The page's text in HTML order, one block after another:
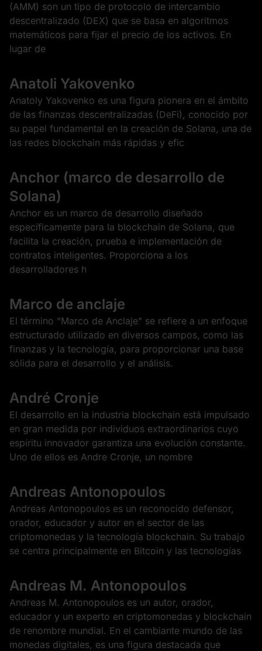
(AMM) son un tipo de protocolo de intercambio
descentralizado (DEX) que se basa en algoritmos
matemáticos para fijar el precio de los activos. En
lugar de
Anatoli Yakovenko
Anatoly Yakovenko es una figura pionera en el ámbito
de las finanzas descentralizadas (DeFi), conocido por
su papel fundamental en la creación de Solana, una de
las redes blockchain más rápidas y efic
Anchor (marco de desarrollo de
Solana)
Anchor es un marco de desarrollo diseñado
específicamente para la blockchain de Solana, que
facilita la creación, prueba e implementación de
contratos inteligentes. Proporciona a los
desarrolladores h
Marco de anclaje
El término "Marco de Anclaje" se refiere a un enfoque
estructurado utilizado en diversos campos, como las
finanzas y la tecnología, para proporcionar una base
sólida para el desarrollo y el análisis.
André Cronje
El desarrollo en la industria blockchain está impulsado
en gran medida por individuos extraordinarios cuyo
espíritu innovador garantiza una evolución constante.
Uno de ellos es Andre Cronje, un nombre
Andreas Antonopoulos
Andreas Antonopoulos es un reconocido defensor,
orador, educador y autor en el sector de las
criptomonedas y la tecnología blockchain. Su trabajo
se centra principalmente en Bitcoin y las tecnologías
Andreas M. Antonopoulos
Andreas M. Antonopoulos es un autor, orador,
educador y un experto en criptomonedas y blockchain
de renombre mundial. En el cambiante mundo de las
monedas digitales, es una figura destacada que